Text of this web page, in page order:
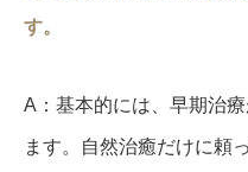
す。
A：基本的には、早期治
ます。自然治癒だけに頼